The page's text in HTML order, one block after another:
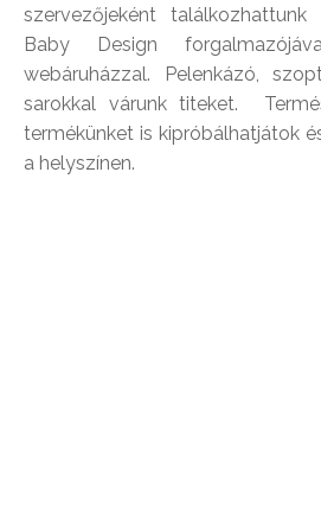
szervezőjeként
Baby Design
webáruházzal. Pelenkázó,
sarokkal várunk titeket.
termékünket is kipróbálhatjátok
a helyszínen.